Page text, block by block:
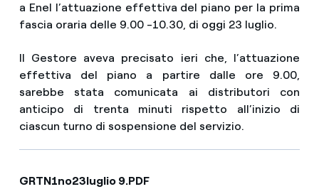
a Enel l’attuazione effettiva del piano per la prima
fascia oraria delle 9.00 -10.30, di oggi 23 luglio.
Il Gestore aveva precisato ieri che, l’attuazione
effettiva del piano a partire dalle ore 9.00,
sarebbe stata comunicata ai distributori con
anticipo di trenta minuti rispetto all’inizio di
ciascun turno di sospensione del servizio.
GRTN1no23luglio 9.PDF